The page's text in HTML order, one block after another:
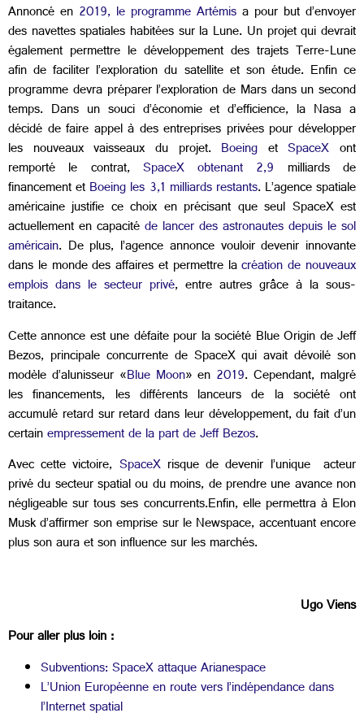
Annoncé en 2019, le programme Artémis a pour but d’envoyer
des navettes spatiales habitées sur la Lune. Un projet qui devrait
également permettre le développement des trajets Terre-Lune
afin de faciliter l’exploration du satellite et son étude. Enfin ce
programme devra préparer l’exploration de Mars dans un second
temps. Dans un souci d’économie et d’efficience, la Nasa a
décidé de faire appel à des entreprises privées pour développer
les nouveaux vaisseaux du projet. Boeing etSpaceX ont
remporté le contrat, SpaceX obtenant 2,9 milliards de
financement etBoeing les 3,1 milliards restants. L’agence spatiale
américaine justifie ce choix en précisant que seul SpaceX est
actuellement en capacitéde lancer des astronautes depuis le sol
américain. De plus, l’agence annonce vouloir devenir innovante
dans le monde des affaires et permettre lacréation de nouveaux
emplois dans le secteur privé, entre autres grâce à la sous-
traitance.
Cette annonce est une défaite pour la société Blue Origin de Jeff
Bezos, principale concurrente de SpaceX qui avait dévoilé son
modèle d’alunisseur «Blue Moon» en 2019. Cependant, malgré
les financements, les différents lanceurs de la société ont
accumulé retard sur retard dans leur développement, du fait d’un
certainempressement de la part de Jeff Bezos.
Avec cette victoire, SpaceXrisque de devenir l’unique acteur
privé du secteur spatial ou du moins, de prendre une avance non
négligeable sur tous ses concurrents.Enfin, elle permettra à Elon
Musk d’affirmer son emprise sur le Newspace, accentuant encore
plus son aura et son influence sur les marchés.
Ugo Viens
Pour aller plus loin :
Subventions: SpaceX attaque Arianespace
L’Union Européenne en route vers l’indépendance dans
l’Internet spatial